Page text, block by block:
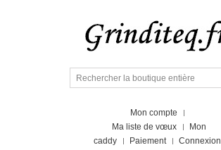
Mon compte
Ma liste de vœux
Mon
caddy
Paiement Connexion